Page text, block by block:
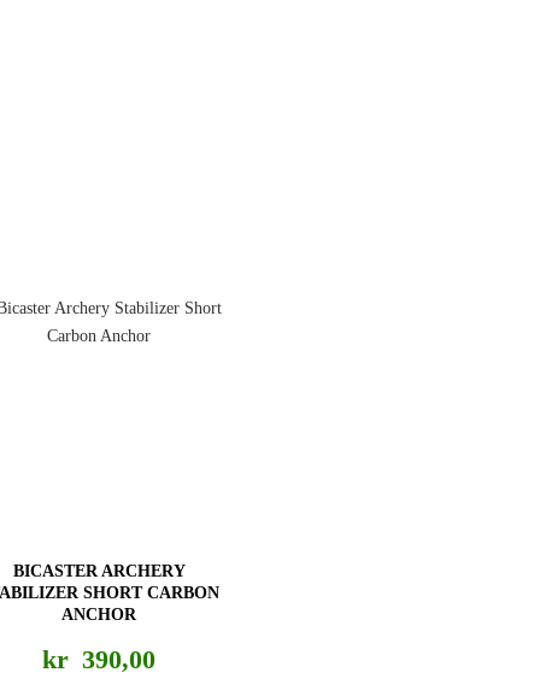
BICASTER ARCHERY
SHORT CARBON
ANCHOR
kr 390,00